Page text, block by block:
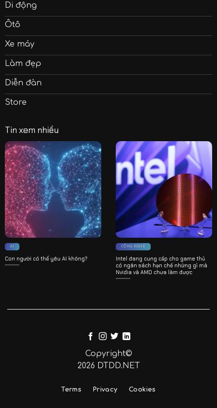
Di động
Ôtô
Xe máy
Làm đẹp
Diễn đàn
Store
Tin xem nhiều
AI
Con người có thể yêu AI không?
CÔNG NGHỆ
Intel đang cung cấp cho game thủ
có ngân sách hạn chế những gì mà
Nvidia và AMD chưa làm được
Copyright©
2026 DTDD.NET
Terms Privacy Cookies